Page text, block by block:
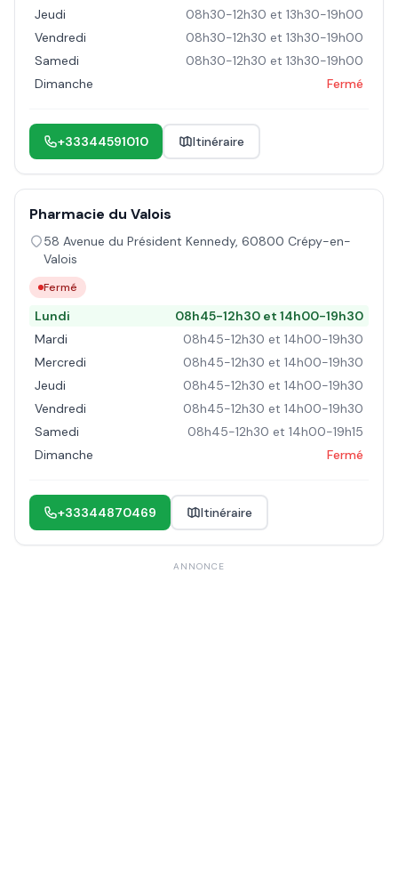
Jeudi
08h30-12h30 et 13h30-19h00
Vendredi
08h30-12h30 et 13h30-19h00
Samedi
08h30-12h30 et 13h30-19h00
Dimanche
Fermé
+33344591010 Itinéraire
Pharmacie du Valois
58 Avenue du Président Kennedy, 60800 Crépy-en-
Valois
Fermé
Lundi
08h45-12h30 et 14h00-19h30
Mardi
08h45-12h30 et 14h00-19h30
Mercredi
08h45-12h30 et 14h00-19h30
Jeudi
08h45-12h30 et 14h00-19h30
Vendredi
08h45-12h30 et 14h00-19h30
Samedi
08h45-12h30 et 14h00-19h15
Dimanche
Fermé
+33344870469 Itinéraire
ANNONCE